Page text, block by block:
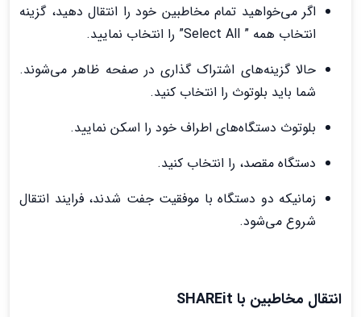
اگر می‌خواهید تمام مخاطبین خود را انتقال دهید، گزینه
انتخاب همه ” Select All” را انتخاب نمایید.
حالا گزینه‌های اشتراک گذاری در صفحه ظاهر می‌شوند.
شما باید بلوتوث را انتخاب کنید.
بلوتوث دستگاه‌های اطراف خود را اسکن نمایید.
دستگاه مقصد، را انتخاب کنید.
زمانیکه دو دستگاه با موفقیت جفت شدند، فرایند انتقال
شروع می‌شود.
انتقال مخاطبین با SHAREit